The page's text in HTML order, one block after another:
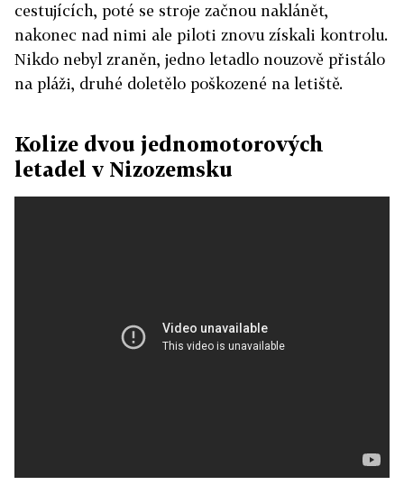
cestujících, poté se stroje začnou naklánět,
nakonec nad nimi ale piloti znovu získali kontrolu.
Nikdo nebyl zraněn, jedno letadlo nouzově přistálo
na pláži, druhé doletělo poškozené na letiště.
Kolize dvou jednomotorových
letadel v Nizozemsku